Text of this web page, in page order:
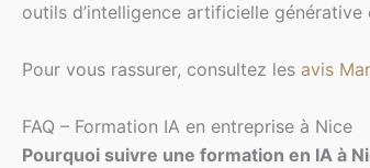
outils d’intelligence artificielle
Pour vous rassurer, consultez les avis
FAQ – Formation IA en entreprise à Nice
Pourquoi suivre une formation en IA à